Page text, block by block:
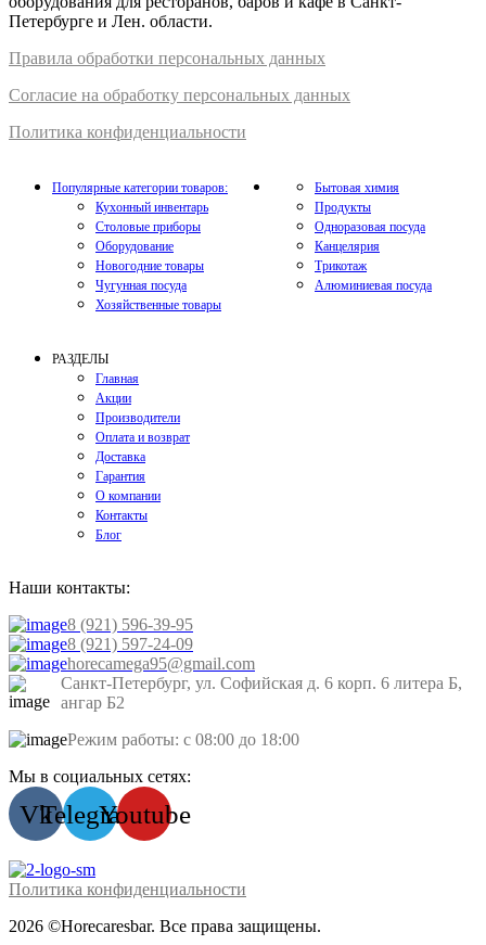
Петербурге и Лен. области.
Правила обработки персональных данных
Согласие на обработку персональных данных
Политика конфиденциальности
Популярные категории товаров:
Кухонный инвентарь
Столовые приборы
Оборудование
Новогодние товары
Чугунная посуда
Хозяйственные товары
Бытовая химия
Продукты
Одноразовая посуда
Канцелярия
Трикотаж
Алюминиевая посуда
РАЗДЕЛЫ
Главная
Акции
Производители
Оплата и возврат
Доставка
Гарантия
О компании
Контакты
Блог
Наши контакты:
8 (921) 596-39-95
8 (921) 597-24-09
horecamega95@gmail.com
Санкт-Петербург, ул. Софийская д. 6 корп. 6 литера Б,
ангар Б2
Режим работы: с 08:00 до 18:00
Мы в социальных сетях:
VkTelegramYoutube
2026 ©Horecaresbar. Все права защищены.
Политика конфиденциальности